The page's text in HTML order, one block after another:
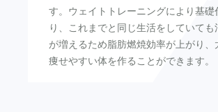
す。ウェイトトレーニングにより基礎
り、これまでと同じ生活をしていて
が増えるため脂肪燃焼効率が上がり、
痩せやすい体を作ることができます。